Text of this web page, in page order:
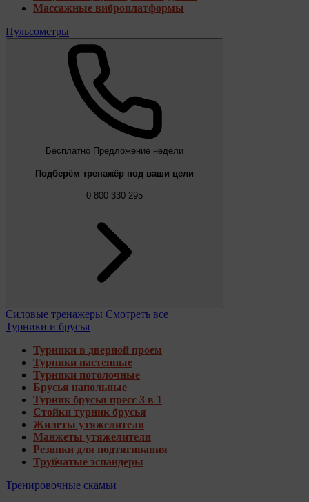
Массажные виброплатформы
Пульсометры
Бесплатно Предложение недели
Подберём тренажёр под ваши цели
0 800 330 295
Силовые тренажеры Смотреть все
Турники и брусья
Турники в дверной проем
Турники настенные
Турники потолочные
Брусья напольные
Турник брусья пресс 3 в 1
Стойки турник брусья
Жилеты утяжелители
Манжеты утяжелители
Резинки для подтягивания
Трубчатые эспандеры
Тренировочные скамьи